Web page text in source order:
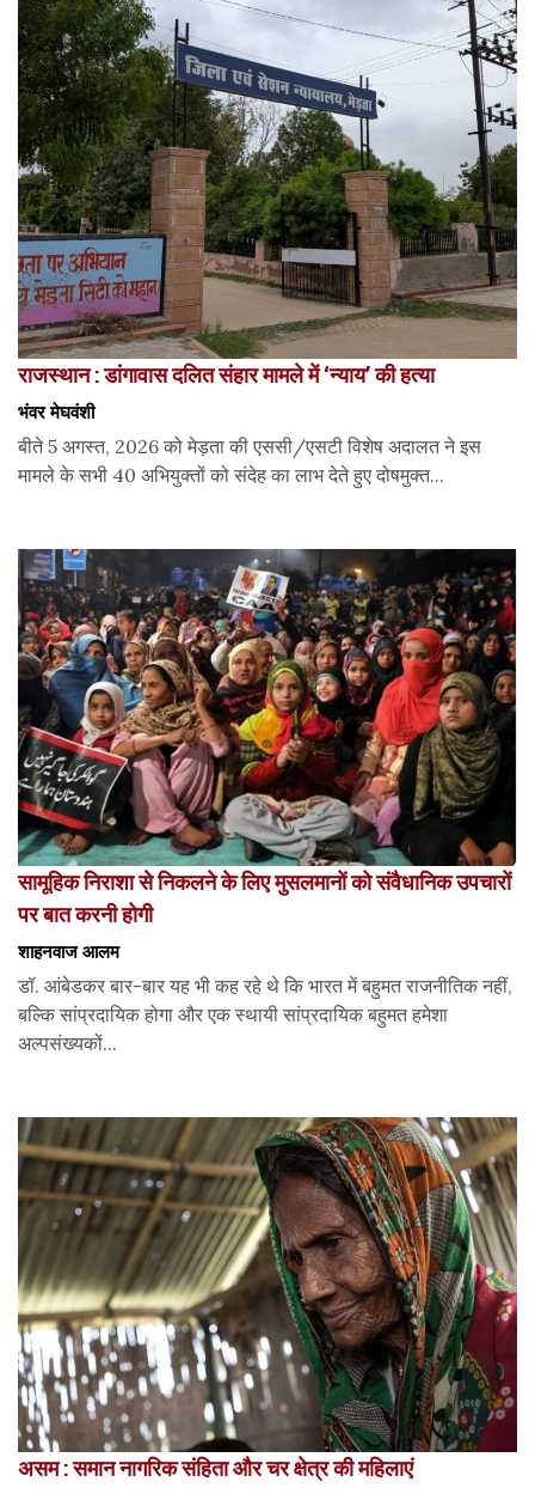
राजस्थान : डांगावास दलित संहार मामले में ‘न्याय’ की हत्या
भंवर मेघवंशी
बीते 5 अगस्त, 2026 को मेड़ता की एससी/एसटी विशेष अदालत ने इस
मामले के सभी 40 अभियुक्तों को संदेह का लाभ देते हुए दोषमुक्त...
सामूहिक निराशा से निकलने के लिए मुसलमानों को संवैधानिक उपचारों
पर बात करनी होगी
शाहनवाज आलम
डॉ. आंबेडकर बार-बार यह भी कह रहे थे कि भारत में बहुमत राजनीतिक नहीं,
बल्कि सांप्रदायिक होगा और एक स्थायी सांप्रदायिक बहुमत हमेशा
अल्पसंख्यकों...
असम : समान नागरिक संहिता और चर क्षेत्र की महिलाएं